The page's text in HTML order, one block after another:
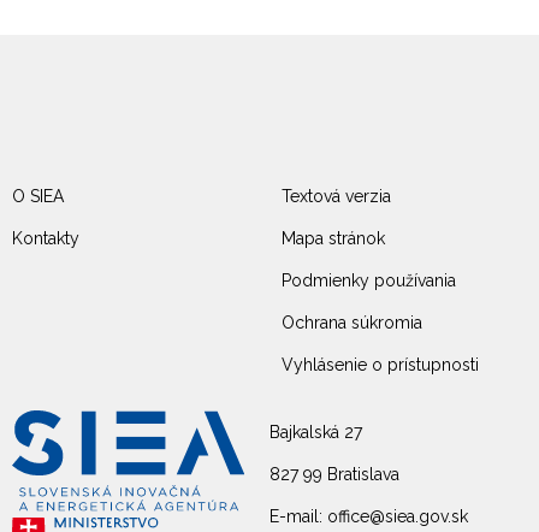
Bajkalská 27
827 99 Bratislava
E-mail: office@siea.gov.sk
O SIEA
Kontakty
Textová verzia
Mapa stránok
Podmienky používania
Ochrana súkromia
Vyhlásenie o prístupnosti